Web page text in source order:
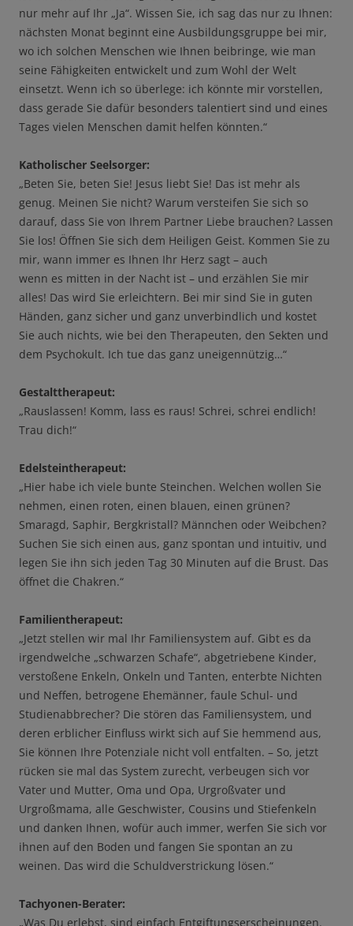
nur mehr auf Ihr „Ja“. Wissen Sie, ich sag das nur zu Ihnen:
nächsten Monat beginnt eine Ausbildungsgruppe bei mir,
wo ich solchen Menschen wie Ihnen beibringe, wie man
seine Fähigkeiten entwickelt und zum Wohl der Welt
einsetzt. Wenn ich so überlege: ich könnte mir vorstellen,
dass gerade Sie dafür besonders talentiert sind und eines
Tages vielen Menschen damit helfen könnten.“
Katholischer Seelsorger:
„Beten Sie, beten Sie! Jesus liebt Sie! Das ist mehr als
genug. Meinen Sie nicht? Warum versteifen Sie sich so
darauf, dass Sie von Ihrem Partner Liebe brauchen? Lassen
Sie los! Öffnen Sie sich dem Heiligen Geist. Kommen Sie zu
mir, wann immer es Ihnen Ihr Herz sagt – auch
wenn es mitten in der Nacht ist – und erzählen Sie mir
alles! Das wird Sie erleichtern. Bei mir sind Sie in guten
Händen, ganz sicher und ganz unverbindlich und kostet
Sie auch nichts, wie bei den Therapeuten, den Sekten und
dem Psychokult. Ich tue das ganz uneigennützig…“
Gestalttherapeut:
„Rauslassen! Komm, lass es raus! Schrei, schrei endlich!
Trau dich!“
Edelsteintherapeut:
„Hier habe ich viele bunte Steinchen. Welchen wollen Sie
nehmen, einen roten, einen blauen, einen grünen?
Smaragd, Saphir, Bergkristall? Männchen oder Weibchen?
Suchen Sie sich einen aus, ganz spontan und intuitiv, und
legen Sie ihn sich jeden Tag 30 Minuten auf die Brust. Das
öffnet die Chakren.“
Familientherapeut:
„Jetzt stellen wir mal Ihr Familiensystem auf. Gibt es da
irgendwelche „schwarzen Schafe“, abgetriebene Kinder,
verstoßene Enkeln, Onkeln und Tanten, enterbte Nichten
und Neffen, betrogene Ehemänner, faule Schul- und
Studienabbrecher? Die stören das Familiensystem, und
deren erblicher Einfluss wirkt sich auf Sie hemmend aus,
Sie können Ihre Potenziale nicht voll entfalten. – So, jetzt
rücken sie mal das System zurecht, verbeugen sich vor
Vater und Mutter, Oma und Opa, Urgroßvater und
Urgroßmama, alle Geschwister, Cousins und Stiefenkeln
und danken Ihnen, wofür auch immer, werfen Sie sich vor
ihnen auf den Boden und fangen Sie spontan an zu
weinen. Das wird die Schuldverstrickung lösen.“
Tachyonen-Berater:
„Was Du erlebst, sind einfach Entgiftungserscheinungen.